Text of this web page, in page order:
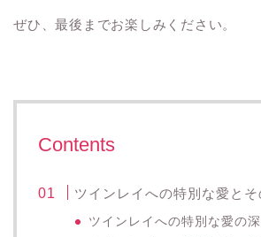
ぜひ、最後までお楽しみください。
Contents
ツインレイへの特別な愛とそ
ツインレイへの特別な愛の深